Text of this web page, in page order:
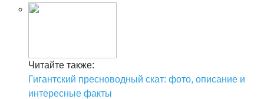
Читайте также:
Гигантский пресноводный скат: фото, описание и
интересные факты